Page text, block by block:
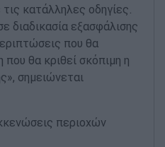
κατάλληλες οδηγίες.
διαδικασία εξασφάλισης
που θα
θα κριθεί σκόπιμη η
σημειώνεται
περιοχών